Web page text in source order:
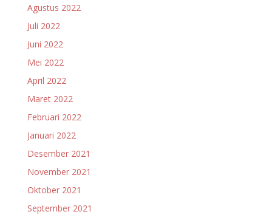
Agustus 2022
Juli 2022
Juni 2022
Mei 2022
April 2022
Maret 2022
Februari 2022
Januari 2022
Desember 2021
November 2021
Oktober 2021
September 2021